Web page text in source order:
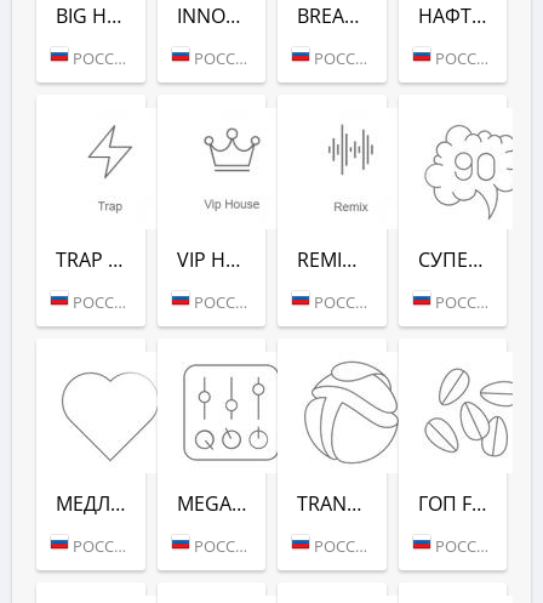
BIG HITS (РАДИО РЕКОРД)
РОССИЯ (МОСКВА)
INNOCENCE (РАДИО РЕКОРД)
РОССИЯ (МОСКВА)
BREAKS (РАДИО РЕКОРД)
РОССИЯ (МОСКВА)
НАФТАЛИН FM (РАДИО РЕКОРД)
РОССИЯ (МОСКВА)
TRAP (РАДИО РЕКОРД)
РОССИЯ (МОСКВА)
VIP HOUSE (РАДИО РЕКОРД)
РОССИЯ (МОСКВА)
REMIX (РАДИО РЕКОРД)
РОССИЯ (МОСКВА)
СУПЕРДИСКОТЕКА 90-Х (РАДИО РЕКОРД)
РОССИЯ (МОСКВА)
МЕДЛЯК FM (РАДИО РЕКОРД)
РОССИЯ (МОСКВА)
MEGAMIX (РАДИО РЕКОРД)
РОССИЯ (МОСКВА)
TRANCEMISSION (РАДИО РЕКОРД)
РОССИЯ (МОСКВА)
ГОП FM (РАДИО РЕКОРД)
РОССИЯ (МОСКВА)